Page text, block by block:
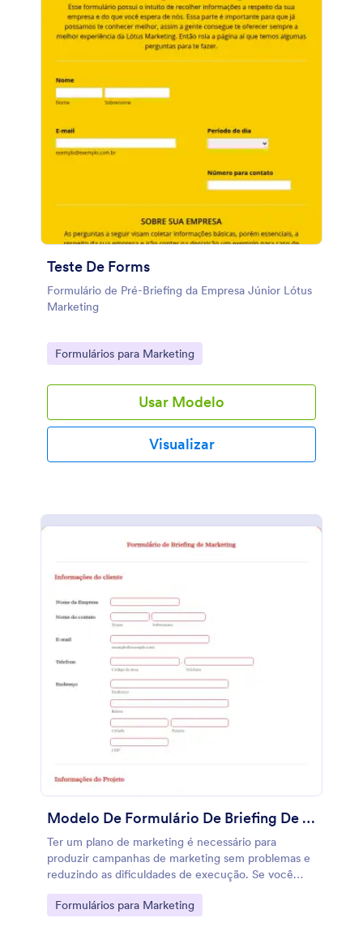
Teste De Forms
Formulário de Pré-Briefing da Empresa Júnior Lótus
Marketing
Go to Category:
Formulários para Marketing
Usar Modelo
Visualizar
Modelo De Formulário De Briefing De Marketing
Ter um plano de marketing é necessário para
produzir campanhas de marketing sem problemas e
reduzindo as dificuldades de execução. Se você
está inserido na indústria do marketing ou faz parte
de uma agência de marketing, use esse Modelo de
Go to Category:
Formulários para Marketing